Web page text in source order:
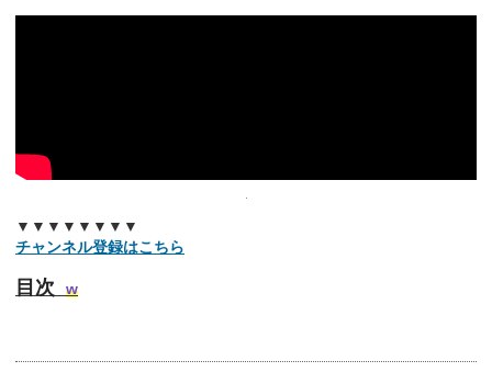
▼▼▼▼▼▼▼▼
チャンネル登録はこちら
目次 w